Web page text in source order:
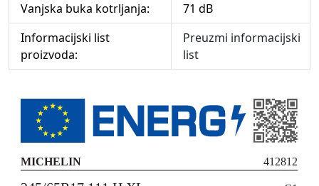
Vanjska buka kotrljanja:
71 dB
Informacijski list
proizvoda:
Preuzmi informacijski
list